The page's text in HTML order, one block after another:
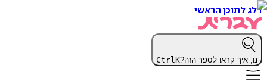
דלג לתוכן הראשי
נו, איך קראו לספר הזה? CtrlK